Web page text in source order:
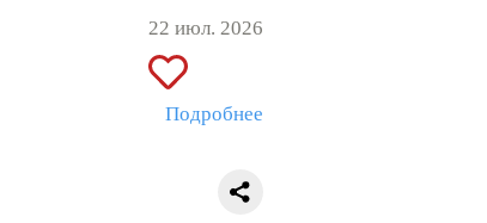
22 июл. 2026
Подробнее